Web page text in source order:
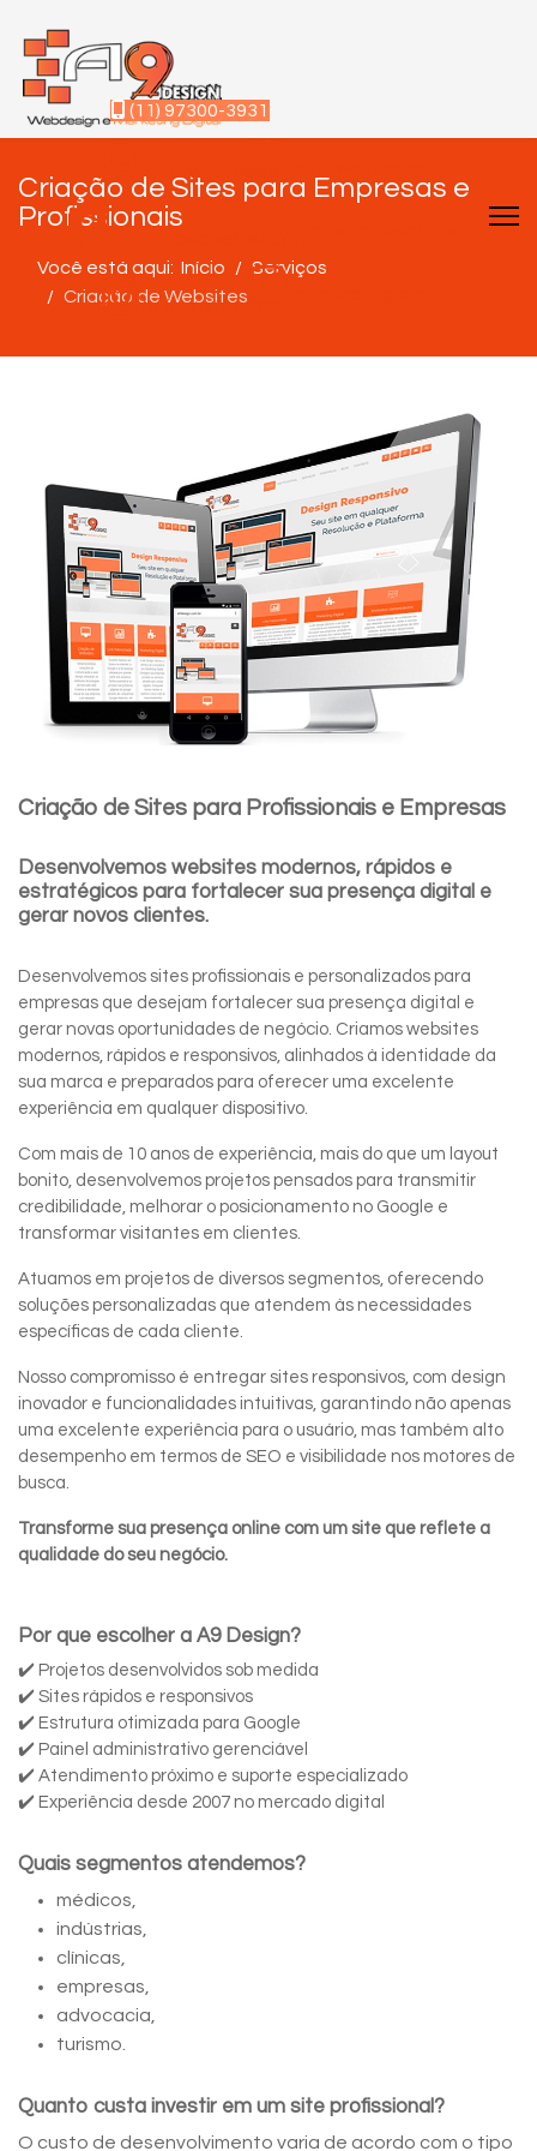
(11) 97300-3931
fa fa-instagram
Criação de Sites para Empresas e
Profissionais
Você está aqui: Início
Serviços
Criação de Websites
Criação de Sites para Profissionais e Empresas
Desenvolvemos websites modernos, rápidos e
estratégicos para fortalecer sua presença digital e
gerar novos clientes.
Desenvolvemos sites profissionais e personalizados para
empresas que desejam fortalecer sua presença digital e
gerar novas oportunidades de negócio. Criamos websites
modernos, rápidos e responsivos, alinhados à identidade da
sua marca e preparados para oferecer uma excelente
experiência em qualquer dispositivo.
Com mais de 10 anos de experiência, mais do que um layout
bonito, desenvolvemos projetos pensados para transmitir
credibilidade, melhorar o posicionamento no Google e
transformar visitantes em clientes.
Atuamos em projetos de diversos segmentos, oferecendo
soluções personalizadas que atendem às necessidades
específicas de cada cliente.
Nosso compromisso é entregar sites responsivos, com design
inovador e funcionalidades intuitivas, garantindo não apenas
uma excelente experiência para o usuário, mas também alto
desempenho em termos de SEO e visibilidade nos motores de
busca.
Transforme sua presença online com um site que reflete a
qualidade do seu negócio.
Por que escolher a A9 Design?
✔️ Projetos desenvolvidos sob medida
✔️ Sites rápidos e responsivos
✔️ Estrutura otimizada para Google
✔️ Painel administrativo gerenciável
✔️ Atendimento próximo e suporte especializado
✔️ Experiência desde 2007 no mercado digital
Quais segmentos atendemos?
médicos,
indústrias,
clínicas,
empresas,
advocacia,
turismo.
Quanto custa investir em um site profissional?
O custo de desenvolvimento varia de acordo com o tipo